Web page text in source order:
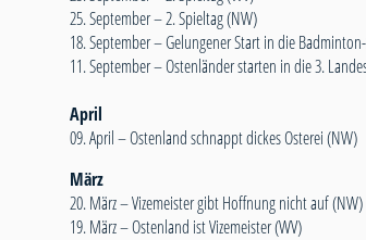
25. September –2. Spieltag (NW)
18. September –Gelungener Start in die
11. September –Ostenländer starten in die 3.
April
09. April –Ostenland schnappt dickes Osterei (NW)
März
20. März –Vizemeister gibt Hoffnung nicht auf (NW)
19. März –Ostenland ist Vizemeister (WV)